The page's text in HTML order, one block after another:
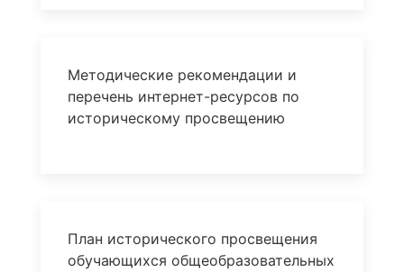
Методические рекомендации и
перечень интернет-ресурсов по
историческому просвещению
План исторического просвещения
обучающихся общеобразовательных